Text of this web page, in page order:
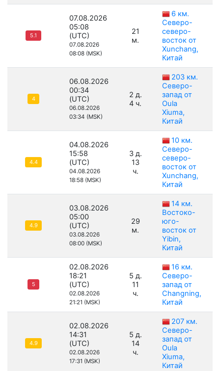
5.1
07.08.2026
05:08
(UTC)
07.08.2026
08:08 (MSK)
21
м.
6 км.
Северо-
северо-
восток от
Xunchang,
Китай
4
06.08.2026
00:34
(UTC)
06.08.2026
03:34 (MSK)
2 д.
4 ч.
203 км.
Северо-
запад от
Oula
Xiuma,
Китай
4.4
04.08.2026
15:58
(UTC)
04.08.2026
18:58 (MSK)
3 д.
13
ч.
10 км.
Северо-
северо-
восток от
Xunchang,
Китай
4.9
03.08.2026
05:00
(UTC)
03.08.2026
08:00 (MSK)
29
м.
14 км.
Востоко-
юго-
восток от
Yibin,
Китай
5
02.08.2026
18:21
(UTC)
02.08.2026
21:21 (MSK)
5 д.
11
ч.
16 км.
Северо-
запад от
Changning,
Китай
4.9
02.08.2026
14:31
(UTC)
02.08.2026
17:31 (MSK)
5 д.
14
ч.
207 км.
Северо-
запад от
Oula
Xiuma,
Китай